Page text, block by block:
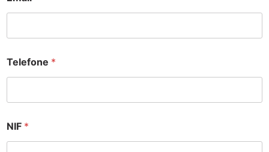
Telefone *
NIF *